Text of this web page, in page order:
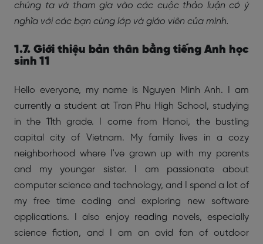
chúng ta và tham gia vào các cuộc thảo luận có ý
nghĩa với các bạn cùng lớp và giáo viên của mình.
1.7. Giới thiệu bản thân bằng tiếng Anh học
sinh 11
Hello everyone, my name is Nguyen Minh Anh. I am
currently a student at Tran Phu High School, studying
in the 11th grade. I come from Hanoi, the bustling
capital city of Vietnam. My family lives in a cozy
neighborhood where I've grown up with my parents
and my younger sister. I am passionate about
computer science and technology, and I spend a lot of
my free time coding and exploring new software
applications. I also enjoy reading novels, especially
science fiction, and I am an avid fan of outdoor